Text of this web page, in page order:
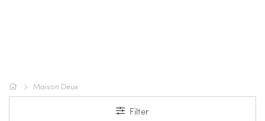
Maison Deux
Filter